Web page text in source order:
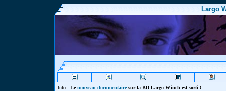
Largo
Info : Lenouveau documentairesur la BD Largo Winch est sorti !